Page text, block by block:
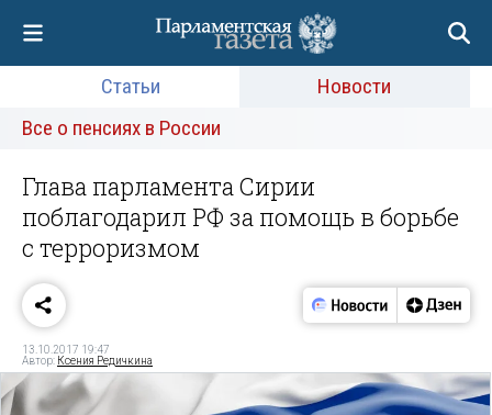
Статьи
Новости
Все о пенсиях в России
Глава парламента Сирии
поблагодарил РФ за помощь в борьбе
с терроризмом
13.10.2017 19:47
Автор: Ксения Редичкина